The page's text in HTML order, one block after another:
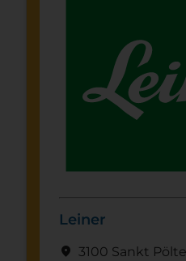
Leiner
location_on 3100 Sankt